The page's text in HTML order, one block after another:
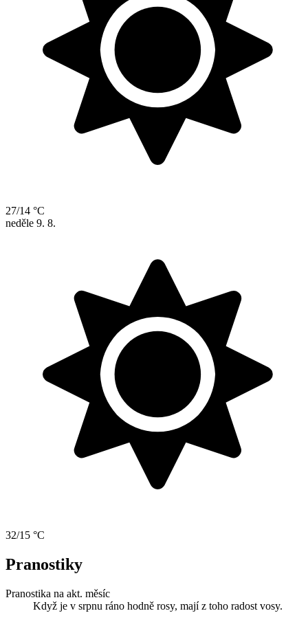
27/14 °C
neděle 9. 8.
32/15 °C
Pranostiky
Pranostika na akt. měsíc
Když je v srpnu ráno hodně rosy, mají z toho radost vosy.